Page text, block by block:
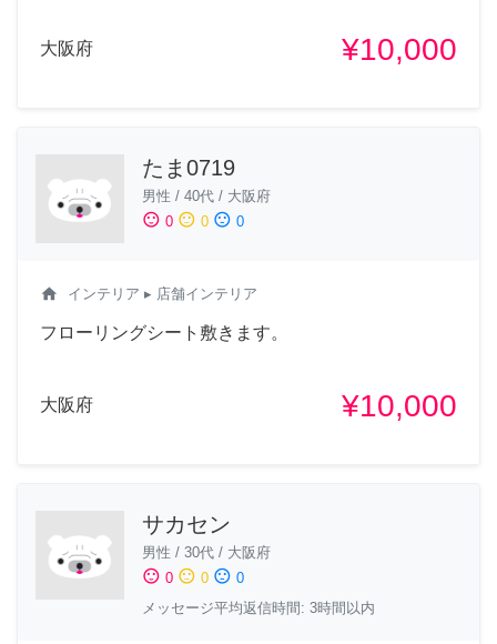
大阪府 ¥10,000
たま0719
男性 / 40代 / 大阪府
sentiment_satisfied 0 sentiment_neutral 0 sentiment_dissatisfied 0
home インテリア ▸ 店舗インテリア
フローリングシート敷きます。
大阪府 ¥10,000
サカセン
男性 / 30代 / 大阪府
sentiment_satisfied 0 sentiment_neutral 0 sentiment_dissatisfied 0
メッセージ平均返信時間: 3時間以内